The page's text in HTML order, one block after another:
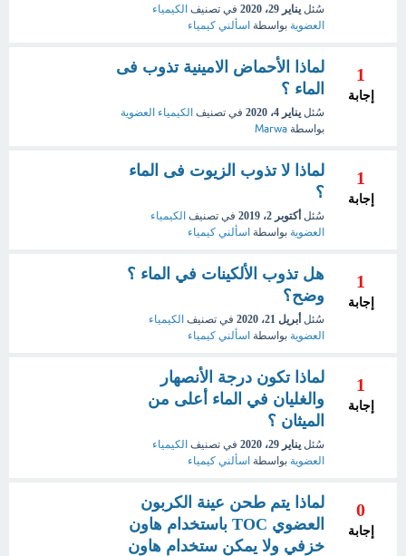
سُئل يناير 29، 2020 في تصنيف الكيمياء
العضوية بواسطة اسألني كيمياء
1
إجابة
لماذا الأحماض الامينية تذوب فى
الماء ؟
سُئل يناير 4، 2020 في تصنيف الكيمياء العضوية
بواسطة Marwa
1
إجابة
لماذا لا تذوب الزيوت فى الماء
؟
سُئل أكتوبر 2، 2019 في تصنيف الكيمياء
العضوية بواسطة اسألني كيمياء
1
إجابة
هل تذوب الألكينات في الماء ؟
وضح؟
سُئل أبريل 21، 2020 في تصنيف الكيمياء
العضوية بواسطة اسألني كيمياء
1
إجابة
لماذا تكون درجة الأنصهار
والغليان في الماء أعلى من
الميثان ؟
سُئل يناير 29، 2020 في تصنيف الكيمياء
العضوية بواسطة اسألني كيمياء
0
إجابة
لماذا يتم طحن عينة الكربون
العضوي TOC باستخدام هاون
خزفي ولا يمكن ستخدام هاون